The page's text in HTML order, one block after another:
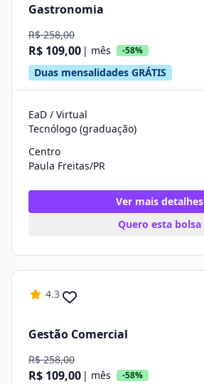
Gastronomia
R$ 258,00
R$ 109,00 | mês -58%
Duas mensalidades GRÁTIS
EaD / Virtual
Tecnólogo (graduação)
Centro
Paula Freitas/PR
Ver mais detalhes
Quero esta bolsa
4.3
Gestão Comercial
R$ 258,00
R$ 109,00 | mês -58%